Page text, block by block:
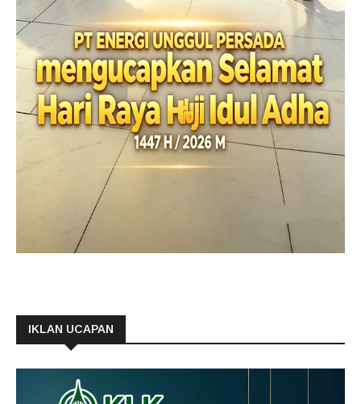
IKLAN UCAPAN